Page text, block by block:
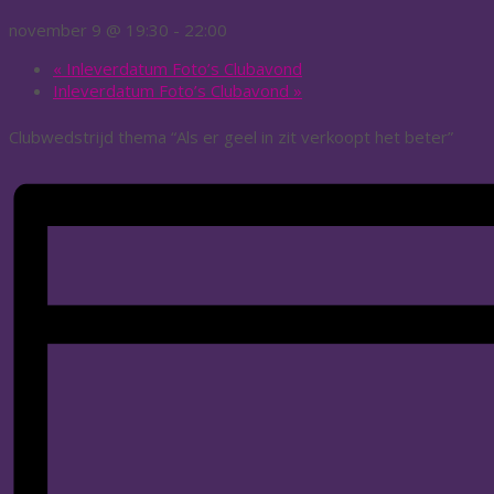
november 9 @ 19:30 - 22:00
« Inleverdatum Foto’s Clubavond
Inleverdatum Foto’s Clubavond »
Clubwedstrijd thema “Als er geel in zit verkoopt het beter”